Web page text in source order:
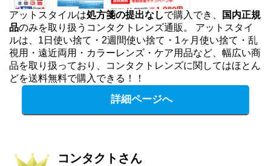
アットスタイルは処方箋の提出なしで購入でき、
国内正規
品のみを取り扱うコンタクトレンズ通販。 アットスタイ
ルは、1日使い捨て・2週間使い捨て・1ヶ月使い捨て・乱
視用・遠近両用・カラーレンズ・ケア用品など、幅広い商
品を取り扱っており、コンタクトレンズに関してはほとん
どを送料無料で購入できる！！
詳細ページへ
コンタクトさん